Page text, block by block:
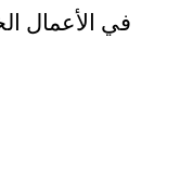
في الأعمال